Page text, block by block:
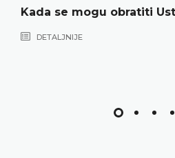
Kada se mogu obratiti
DETALJNIJE